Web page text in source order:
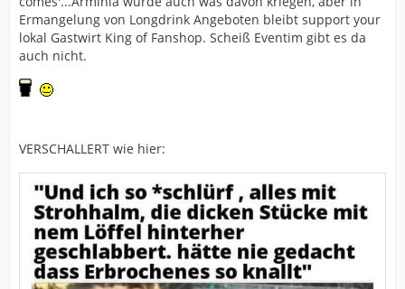
Ermangelung von Longdrink Angeboten bleibt support your
lokal Gastwirt King of Fanshop. Scheiß Eventim gibt es da
auch nicht.
VERSCHALLERT wie hier: